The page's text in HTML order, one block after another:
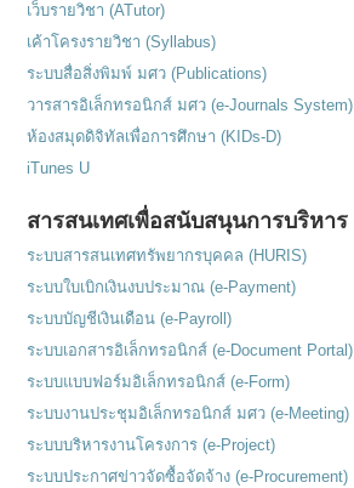
เว็บรายวิชา (ATutor)
เค้าโครงรายวิชา (Syllabus)
ระบบสื่อสิ่งพิมพ์ มศว (Publications)
วารสารอิเล็กทรอนิกส์ มศว (e-Journals System)
ห้องสมุดดิจิทัลเพื่อการศึกษา (KIDs-D)
iTunes U
สารสนเทศเพื่อสนับสนุนการบริหาร
ระบบสารสนเทศทรัพยากรบุคคล (HURIS)
ระบบใบเบิกเงินงบประมาณ (e-Payment)
ระบบบัญชีเงินเดือน (e-Payroll)
ระบบเอกสารอิเล็กทรอนิกส์ (e-Document Portal)
ระบบแบบฟอร์มอิเล็กทรอนิกส์ (e-Form)
ระบบงานประชุมอิเล็กทรอนิกส์ มศว (e-Meeting)
ระบบบริหารงานโครงการ (e-Project)
ระบบประกาศข่าวจัดซื้อจัดจ้าง (e-Procurement)